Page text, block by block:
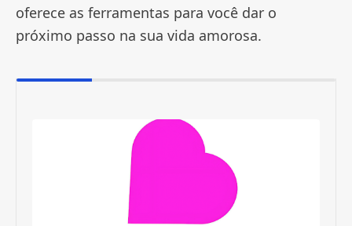
oferece as ferramentas para você dar o
próximo passo na sua vida amorosa.